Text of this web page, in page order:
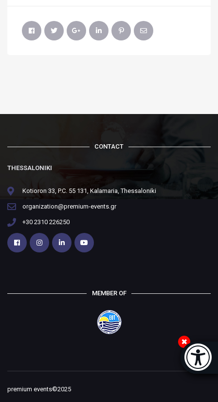
CONTACT
THESSALONIKI
Kotioron 33, P.C. 55 131, Kalamaria, Thessaloniki
organization@premium-events.gr
+30 2310 226250
MEMBER OF
premium events©2025